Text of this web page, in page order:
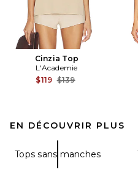
Cinzia Top
L'Academie
$119 Previous price:
$139
EN DÉCOUVRIR PLUS
Tops sans manches